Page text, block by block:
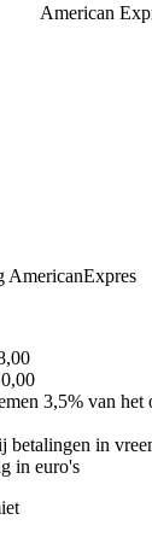
American
AmericanExpres
3,5% van het
betalingen in
in euro's